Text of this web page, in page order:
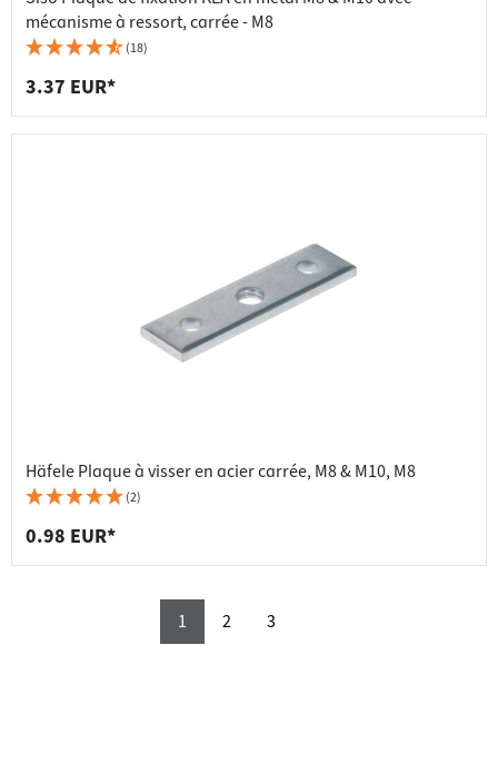
mécanisme à ressort, carrée - M8
(18)
3.37 EUR*
Häfele Plaque à visser en acier carrée, M8 & M10, M8
(2)
0.98 EUR*
1 2 3